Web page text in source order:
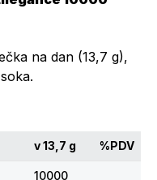
na dan (13,7 g),
v 13,7 g %PDV
10000